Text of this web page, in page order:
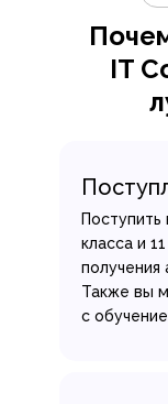
IT
класса и
получения
Также вы
с